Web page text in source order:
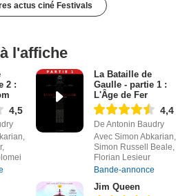
actus ciné Festivals
l'affiche
2 :
4,5
La Bataille de
Gaulle - partie 1 :
L'Âge de Fer
4,4
De Antonin Baudry
Avec Simon Abkarian,
Simon Russell Beale,
Florian Lesieur
Bande-annonce
Jim Queen